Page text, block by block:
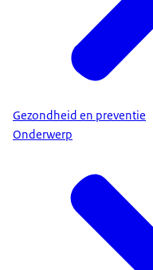
Gezondheid en preventie
Onderwerp